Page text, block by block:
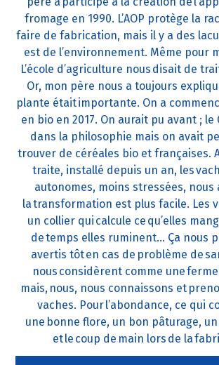
fromage en 1990. L’AOP protège la
faire de fabrication, mais il y a des
est de l’environnement. Même pour
L’école d’agriculture nous disait de
Or, mon père nous a toujours
plante était importante. On a
en bio en 2017. On aurait pu avant ; le
dans la philosophie mais on avait
trouver de céréales bio et françaises.
traite, installé depuis un an, les
autonomes, moins stressées, nous
la transformation est plus facile. Les
un collier qui calcule ce qu’elles
de temps elles ruminent… Ça nous
avertis tôt en cas de problème de
nous considèrent comme une
mais, nous, nous connaissons et
vaches. Pour l’abondance, ce qui
une bonne flore, un bon pâturage,
et le coup de main lors de la